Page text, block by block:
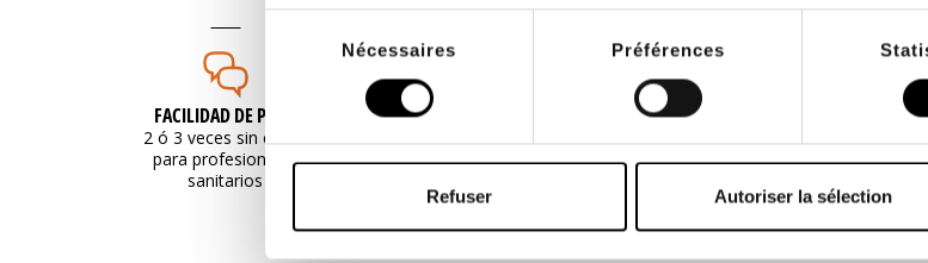
consentement
Nécessaires Préférences
Refuser Autoriser la sélection
FACILIDAD DE PAGO
2 ó 3 veces sin cargo
para profesionales
sanitarios
compras
viernes de 9 a 17 horas